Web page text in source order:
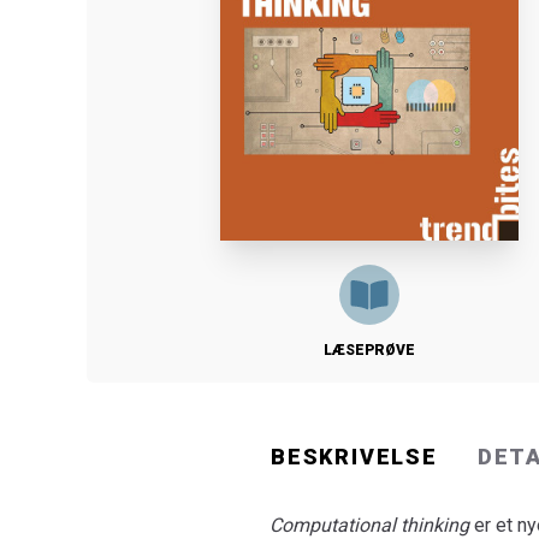
LÆSEPRØVE
BESKRIVELSE
Computational thinkinger et